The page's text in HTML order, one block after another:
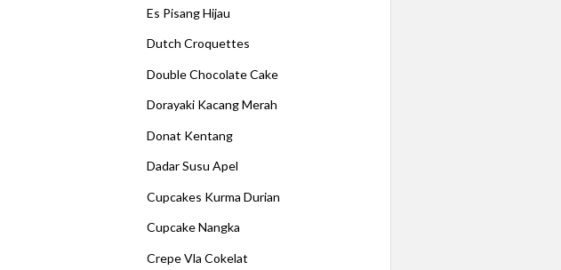
Es Pisang Hijau
Dutch Croquettes
Double Chocolate Cake
Dorayaki Kacang Merah
Donat Kentang
Dadar Susu Apel
Cupcakes Kurma Durian
Cupcake Nangka
Crepe Vla Cokelat